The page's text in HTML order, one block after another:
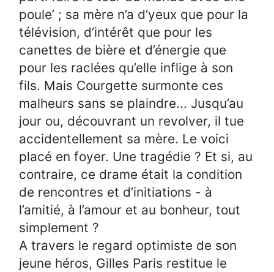
poule’ ; sa mère n’a d’yeux que pour la
télévision, d’intérêt que pour les
canettes de bière et d’énergie que
pour les raclées qu’elle inflige à son
fils. Mais Courgette surmonte ces
malheurs sans se plaindre... Jusqu’au
jour ou, découvrant un revolver, il tue
accidentellement sa mère. Le voici
placé en foyer. Une tragédie ? Et si, au
contraire, ce drame était la condition
de rencontres et d’initiations - à
l’amitié, à l’amour et au bonheur, tout
simplement ?
A travers le regard optimiste de son
jeune héros, Gilles Paris restitue le